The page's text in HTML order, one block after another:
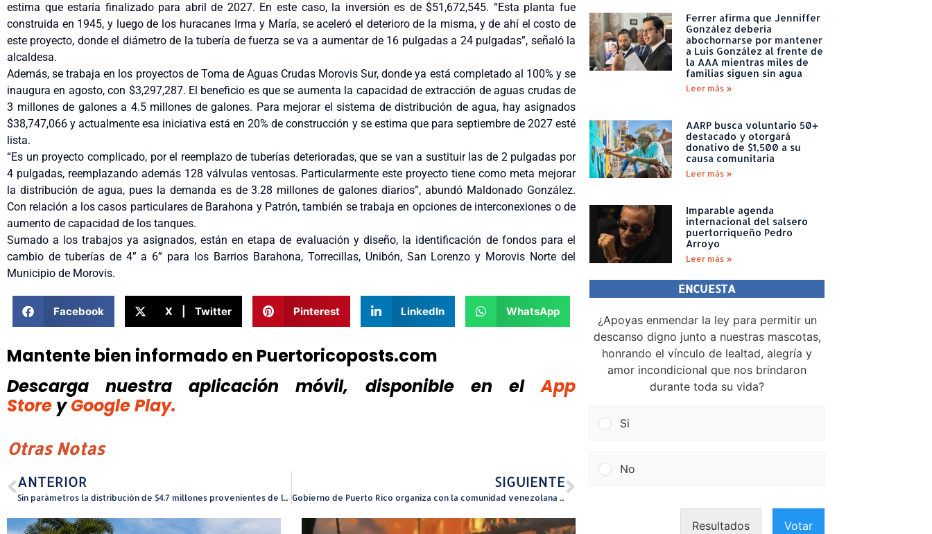
estima que estaría finalizado para abril de 2027. En este caso, la inversión es de $51,672,545. “Esta planta fue
construida en 1945, y luego de los huracanes Irma y María, se aceleró el deterioro de la misma, y de ahí el costo de
este proyecto, donde el diámetro de la tubería de fuerza se va a aumentar de 16 pulgadas a 24 pulgadas”, señaló la
alcaldesa.
Además, se trabaja en los proyectos de Toma de Aguas Crudas Morovis Sur, donde ya está completado al 100% y se
inaugura en agosto, con $3,297,287. El beneficio es que se aumenta la capacidad de extracción de aguas crudas de
3 millones de galones a 4.5 millones de galones. Para mejorar el sistema de distribución de agua, hay asignados
$38,747,066 y actualmente esa iniciativa está en 20% de construcción y se estima que para septiembre de 2027 esté
lista.
“Es un proyecto complicado, por el reemplazo de tuberías deterioradas, que se van a sustituir las de 2 pulgadas por
4 pulgadas, reemplazando además 128 válvulas ventosas. Particularmente este proyecto tiene como meta mejorar
la distribución de agua, pues la demanda es de 3.28 millones de galones diarios”, abundó Maldonado González.
Con relación a los casos particulares de Barahona y Patrón, también se trabaja en opciones de interconexiones o de
aumento de capacidad de los tanques.
Sumado a los trabajos ya asignados, están en etapa de evaluación y diseño, la identificación de fondos para el
cambio de tuberías de 4” a 6” para los Barrios Barahona, Torrecillas, Unibón, San Lorenzo y Morovis Norte del
Municipio de Morovis.
Facebook X | Twitter Pinterest LinkedIn WhatsApp
Mantente bien informado en Puertoricoposts.com
Descarga nuestra aplicación móvil, disponible
en el
App
Store y Google Play.
Otras Notas
ANTERIOR
Sin parámetros la distribución de $4.7 millones provenientes de las máquinas de juegos de azar
SIGUIENTE
Gobierno de Puerto Rico organiza con la comunidad venezolana el envío de ayuda para los damnificados por los terremotos
Ferrer afirma que Jenniffer
González debería
abochornarse por mantener
a Luis González al frente de
la AAA mientras miles de
familias siguen sin agua
Leer más »
AARP busca voluntario 50+
destacado y otorgará
donativo de $1,500 a su
causa comunitaria
Leer más »
Imparable agenda
internacional del salsero
puertorriqueño Pedro
Arroyo
Leer más »
ENCUESTA
¿Apoyas enmendar la ley para permitir un
descanso digno junto a nuestras mascotas,
honrando el vínculo de lealtad, alegría y
amor incondicional que nos brindaron
durante toda su vida?
Si
No
Resultados Votar